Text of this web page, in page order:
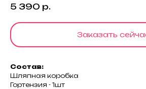
5 390 р.
Заказать
Состав:
Шляпная коробка
Гортензия - 1шт